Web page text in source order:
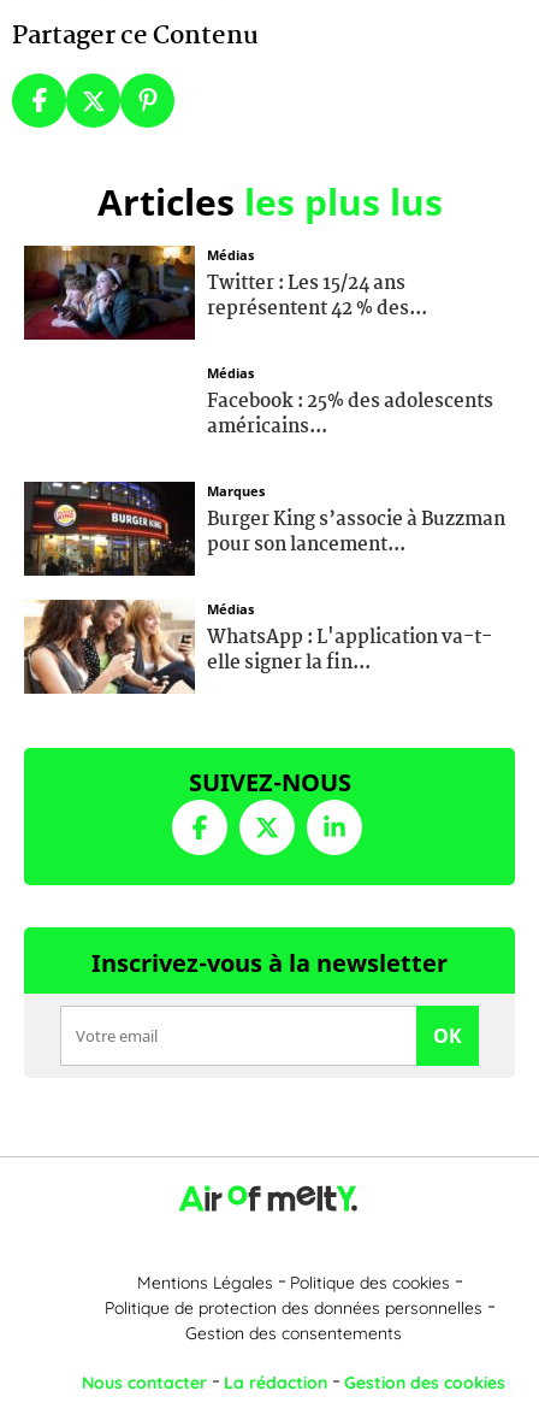
Partager ce Contenu
Articles les plus lus
Médias
Twitter : Les 15/24 ans
représentent 42 % des...
Médias
Facebook : 25% des adolescents
américains...
Marques
Burger King s’associe à Buzzman
pour son lancement...
Médias
WhatsApp : L'application va-t-
elle signer la fin...
SUIVEZ-NOUS
Inscrivez-vous à la newsletter
OK
Mentions Légales
Politique des cookies
Politique de protection des données personnelles
Gestion des consentements
Nous contacter La rédaction Gestion des cookies